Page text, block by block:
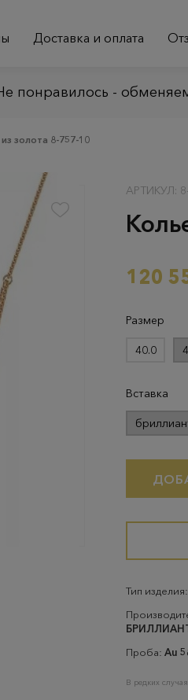
Доставка и оплата
понравилось -
золота 8-757-10
АРТИКУЛ:
120
Размер
40.0
Вставка
Тип изделия:
Проба: Au
В редких